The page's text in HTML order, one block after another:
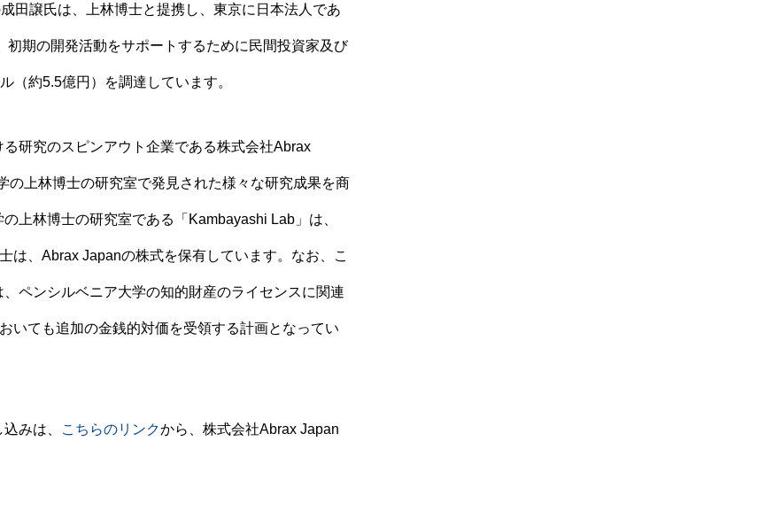
田譲氏は、上林博士と提携し、東京に日本法人であ
期の開発活動をサポートするために民間投資家及び
（約5.5億円）を調達しています。
研究のスピンアウト企業である株式会社Abrax
上林博士の研究室で発見された様々な研究成果を商
上林博士の研究室である「Kambayashi Lab」は、
は、Abrax Japanの株式を保有しています。なお、こ
ペンシルベニア大学の知的財産のライセンスに関連
いても追加の金銭的対価を受領する計画となってい
みは、 こちらのリンクから、株式会社Abrax Japan